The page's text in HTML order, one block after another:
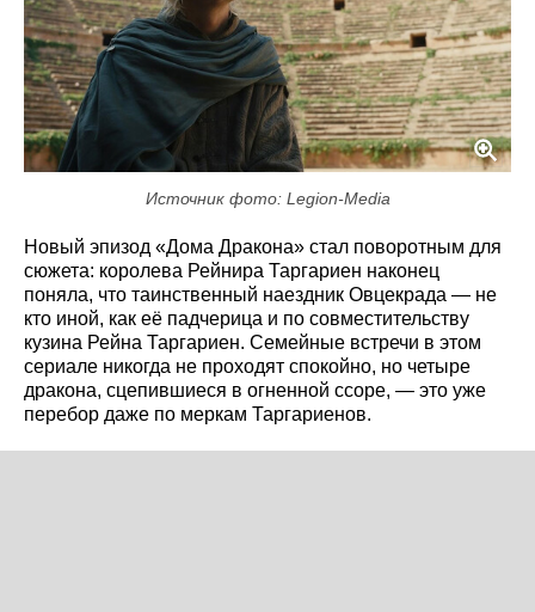
Источник фото: Legion-Media
Новый эпизод «Дома Дракона» стал поворотным для
сюжета: королева Рейнира Таргариен наконец
поняла, что таинственный наездник Овцекрада — не
кто иной, как её падчерица и по совместительству
кузина Рейна Таргариен. Семейные встречи в этом
сериале никогда не проходят спокойно, но четыре
дракона, сцепившиеся в огненной ссоре, — это уже
перебор даже по меркам Таргариенов.